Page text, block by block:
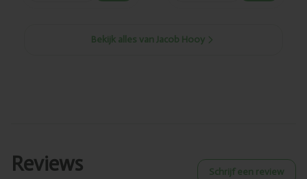
Bekijk alles van Jacob Hooy
Reviews Schrijf een review